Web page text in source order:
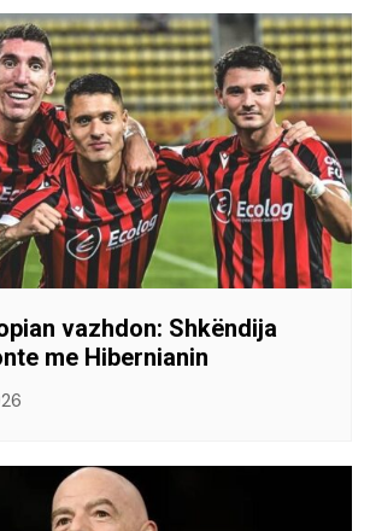
vazhdon: Shkëndija
me Hibernianin